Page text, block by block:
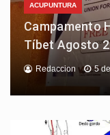
ACUPUNTURA
Campamento
Tíbet Agosto
Redaccion 5